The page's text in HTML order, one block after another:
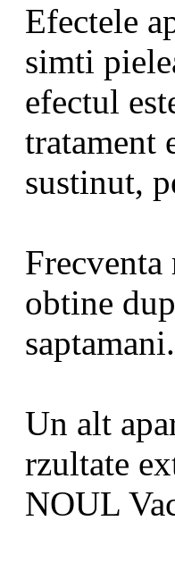
Efectele
simti
efectul
tratament
sustinut,
obtine
saptamani.
Un alt
rzultate
NOUL